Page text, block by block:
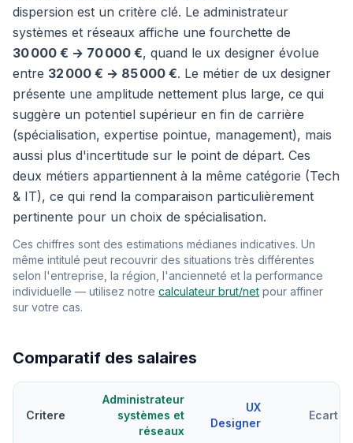
dispersion est un critère clé. Le administrateur
systèmes et réseaux affiche une fourchette de
30 000 € → 70 000 €, quand le ux designer évolue
entre 32 000 € → 85 000 €. Le métier de ux designer
présente une amplitude nettement plus large, ce qui
suggère un potentiel supérieur en fin de carrière
(spécialisation, expertise pointue, management), mais
aussi plus d'incertitude sur le point de départ. Ces
deux métiers appartiennent à la même catégorie (Tech
& IT), ce qui rend la comparaison particulièrement
pertinente pour un choix de spécialisation.
Ces chiffres sont des estimations médianes indicatives. Un
même intitulé peut recouvrir des situations très différentes
selon l'entreprise, la région, l'ancienneté et la performance
individuelle — utilisez notre calculateur brut/net pour affiner
sur votre cas.
Comparatif des salaires
Critere
Administrateur
systèmes et
réseaux
UX
Designer
Ecart